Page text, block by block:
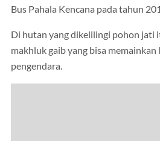
Bus Pahala Kencana pada tahun
Di hutan yang dikelilingi pohon jati
makhluk gaib yang bisa memainkan
pengendara.